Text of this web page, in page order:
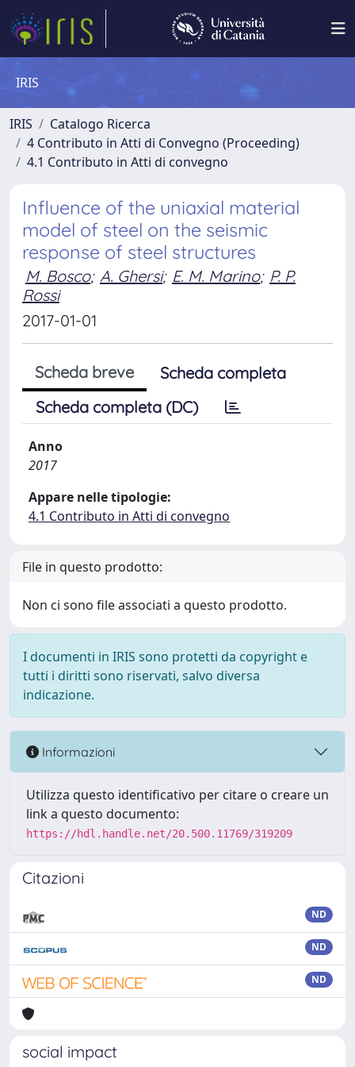
IRIS
IRIS
Catalogo Ricerca
4 Contributo in Atti di Convegno (Proceeding)
4.1 Contributo in Atti di convegno
Influence of the uniaxial material
model of steel on the seismic
response of steel structures
M. Bosco; A. Ghersi; E. M. Marino; P. P.
Rossi
2017-01-01
Scheda breve
Scheda completa
Scheda completa (DC)
Anno
2017
Appare nelle tipologie:
4.1 Contributo in Atti di convegno
File in questo prodotto:
Non ci sono file associati a questo prodotto.
I documenti in IRIS sono protetti da copyright e
tutti i diritti sono riservati, salvo diversa
indicazione.
Informazioni
Utilizza questo identificativo per citare o creare un
link a questo documento:
https://hdl.handle.net/20.500.11769/319209
Citazioni
ND
ND
ND
social impact